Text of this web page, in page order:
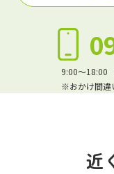
9:00～18:00
※おかけ間違
近